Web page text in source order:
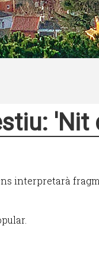
'Nit
interpretarà